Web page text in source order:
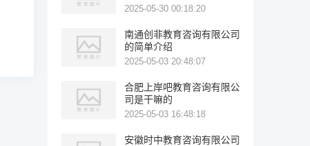
2025-05-30 00:18:20
南通创非教育咨询有限公司
的简单介绍
2025-05-03 20:48:07
合肥上岸吧教育咨询有限公
司是干嘛的
2025-05-03 16:48:18
安徽时中教育咨询有限公司